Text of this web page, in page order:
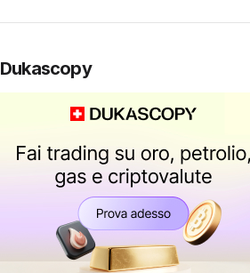
Dukascopy